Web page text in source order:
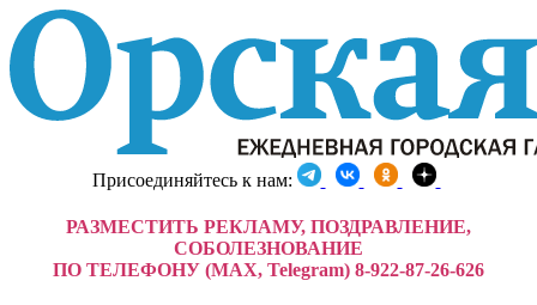
Присоединяйтесь к нам:
РАЗМЕСТИТЬ РЕКЛАМУ, ПОЗДРАВЛЕНИЕ,
СОБОЛЕЗНОВАНИЕ
ПО ТЕЛЕФОНУ (MAX, Telegram) 8-922-87-26-626